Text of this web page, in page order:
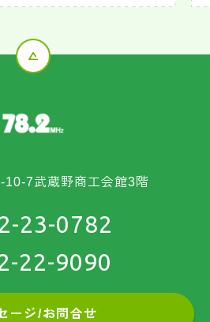
10-7武蔵野商工会館3階
23-0782
22-9090
ージ/お問合せ